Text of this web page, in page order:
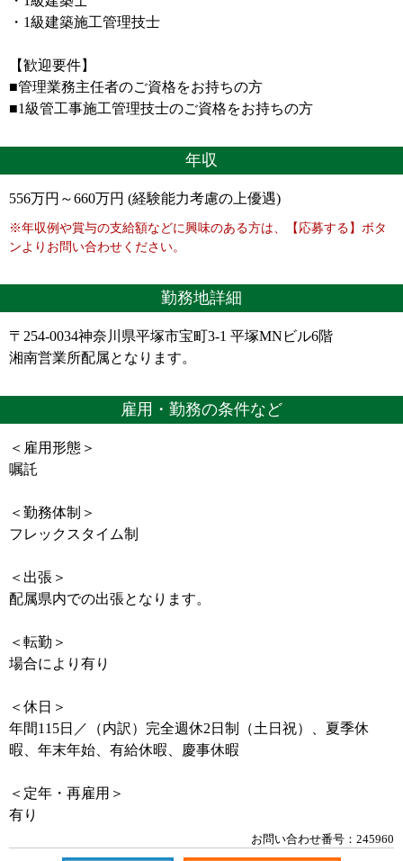
・1級建築施工管理技士
【歓迎要件】
■管理業務主任者のご資格をお持ちの方
■1級管工事施工管理技士のご資格をお持ちの方
年収
556万円～660万円 (経験能力考慮の上優遇)
※年収例や賞与の支給額などに興味のある方は、【応募する】ボタ
ンよりお問い合わせください。
勤務地詳細
〒254-0034神奈川県平塚市宝町3-1 平塚MNビル6階
湘南営業所配属となります。
雇用・勤務の条件など
＜雇用形態＞
嘱託
＜勤務体制＞
フレックスタイム制
＜出張＞
配属県内での出張となります。
＜転勤＞
場合により有り
＜休日＞
年間115日／（内訳）完全週休2日制（土日祝）、夏季休
暇、年末年始、有給休暇、慶事休暇
＜定年・再雇用＞
有り
お問い合わせ番号：245960